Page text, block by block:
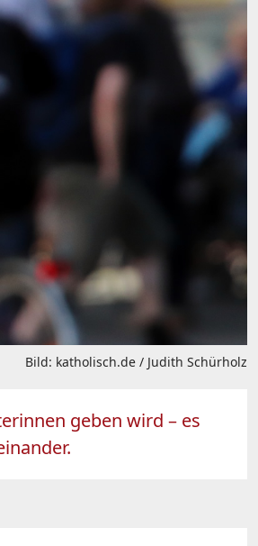
Bild: katholisch.de / Judith Schürholz
geben wird – es